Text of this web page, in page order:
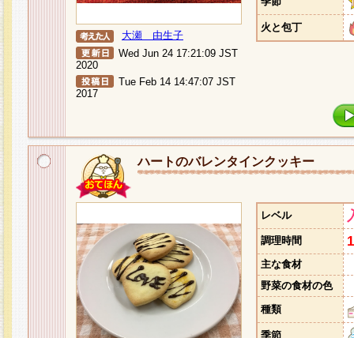
大瀬 由生子
Wed Jun 24 17:21:09 JST
2020
Tue Feb 14 14:47:07 JST
2017
火と包丁
ハートのバレンタインクッキー
レベル
調理時間
主な食材
野菜の食材の色
種類
季節